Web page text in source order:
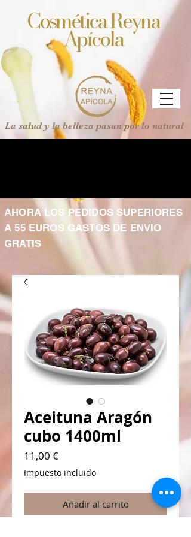
La salud y la belleza pasan por lo natural
Cosmética Reyna
Apícola
AHORA LOS PEDIDOS SUPERIORES
A 55 EUROS GASTOS DE ENVIO
GRATIS
Aceituna Aragón
cubo 1400ml
11,00 €Precio
Impuesto incluido
Añadir al carrito